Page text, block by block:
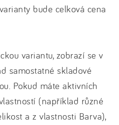
bude celková cena
variantu, zobrazí se v
samostatné skladové
Pokud máte aktivních
(například různé
a z vlastnosti Barva),